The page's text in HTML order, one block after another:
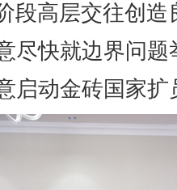
段高层交往创造
尽快就边界问
启动金砖国家